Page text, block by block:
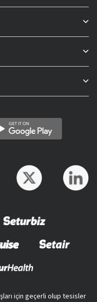
için geçerli olup tesisler